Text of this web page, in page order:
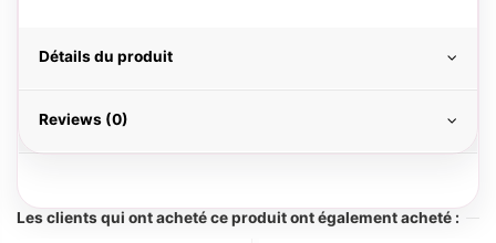
Détails du produit
Reviews (0)
Les clients qui ont acheté ce produit ont également acheté :